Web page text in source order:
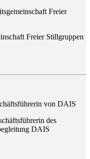
Freier Stillgruppen
des
DAIS